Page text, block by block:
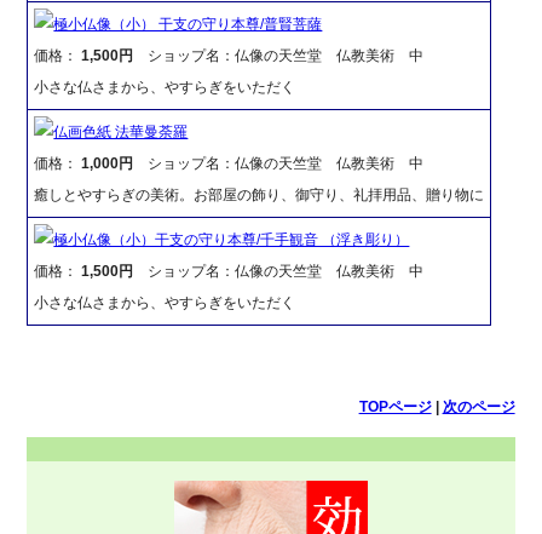
極小仏像（小） 干支の守り本尊/普賢菩薩
価格：1,500円
ショップ名：仏像の天竺堂 仏教美術 中
小さな仏さまから、やすらぎをいただく
仏画色紙 法華曼荼羅
価格：1,000円
ショップ名：仏像の天竺堂 仏教美術 中
癒しとやすらぎの美術。お部屋の飾り、御守り、礼拝用品、贈り物に
極小仏像（小）干支の守り本尊/千手観音 （浮き彫り）
価格：1,500円
ショップ名：仏像の天竺堂 仏教美術 中
小さな仏さまから、やすらぎをいただく
TOPページ| 次のページ